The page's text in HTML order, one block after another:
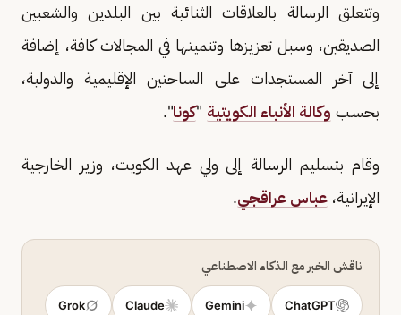
وتتعلق الرسالة بالعلاقات الثنائية بين البلدين والشعبين
الصديقين، وسبل تعزيزها وتنميتها في المجالات كافة، إضافة
إلى آخر المستجدات على الساحتين الإقليمية والدولية،
بحسب وكالة الأنباء الكويتية "كونا".
وقام بتسليم الرسالة إلى ولي عهد الكويت، وزير الخارجية
الإيرانية، عباس عراقجي.
ناقش الخبر مع الذكاء الاصطناعي
ChatGPT
Gemini
Claude
Grok